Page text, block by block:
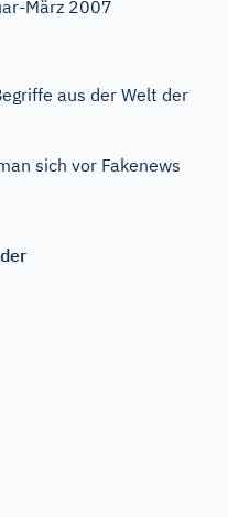
März 2007
aus der Welt der
sich vor Fakenews